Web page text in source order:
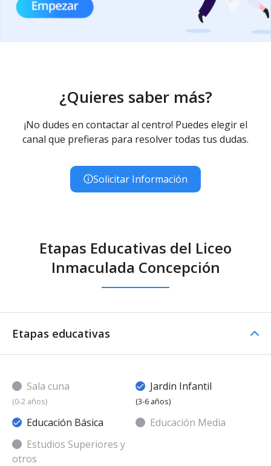
¿Quieres saber más?
¡No dudes en contactar al centro! Puedes elegir el
canal que prefieras para resolver todas tus dudas.
Solicitar Información
Etapas Educativas del Liceo
Inmaculada Concepción
Etapas educativas
Sala cuna
(0-2 años)
Jardin Infantil
(3-6 años)
Educación Básica
Educación Media
Estudios Superiores y
otros